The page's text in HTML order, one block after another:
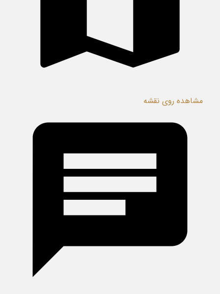
مشاهده روی نقشه